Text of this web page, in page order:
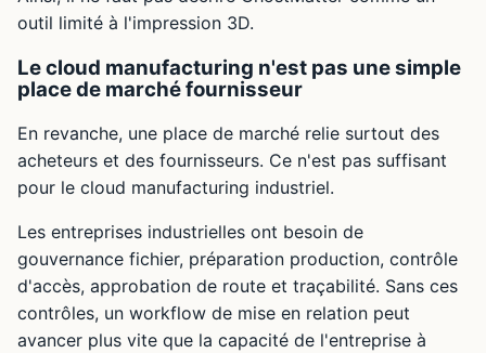
outil limité à l'impression 3D.
Le cloud manufacturing n'est pas une simple
place de marché fournisseur
En revanche, une place de marché relie surtout des
acheteurs et des fournisseurs. Ce n'est pas suffisant
pour le cloud manufacturing industriel.
Les entreprises industrielles ont besoin de
gouvernance fichier, préparation production, contrôle
d'accès, approbation de route et traçabilité. Sans ces
contrôles, un workflow de mise en relation peut
avancer plus vite que la capacité de l'entreprise à